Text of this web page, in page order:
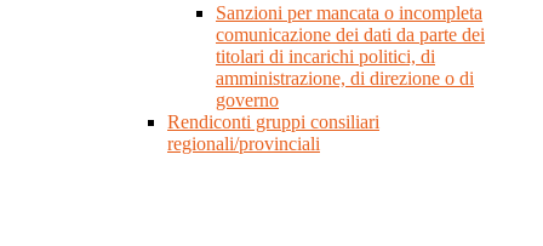
Sanzioni per mancata o incompleta
comunicazione dei dati da parte dei
titolari di incarichi politici, di
amministrazione, di direzione o di
governo
Rendiconti gruppi consiliari
regionali/provinciali